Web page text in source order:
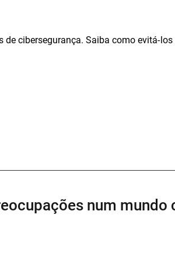
cibersegurança. Saiba como evitá-los
num mundo